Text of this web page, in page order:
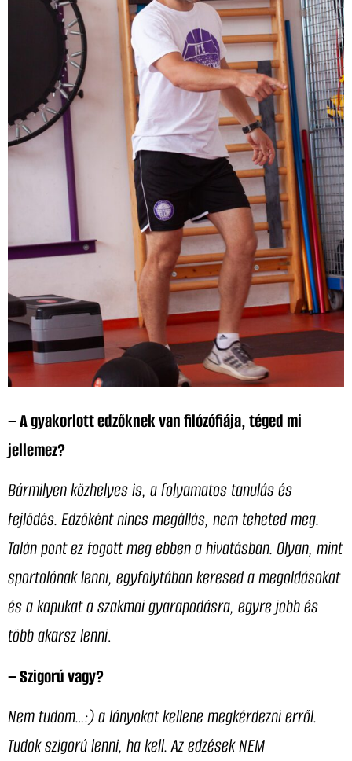
– A gyakorlott edzőknek van filózófiája, téged mi
jellemez?
Bármilyen közhelyes is, a folyamatos tanulás és
fejlődés. Edzőként nincs megállás, nem teheted meg.
Talán pont ez fogott meg ebben a hivatásban. Olyan, mint
sportolónak lenni, egyfolytában keresed a megoldásokat
és a kapukat a szakmai gyarapodásra, egyre jobb és
több akarsz lenni.
– Szigorú vagy?
Nem tudom…:) a lányokat kellene megkérdezni erről.
Tudok szigorú lenni, ha kell. Az edzések NEM